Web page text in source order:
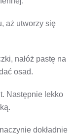
aż utworzy się
nałóż pastę na
osad.
Następnie lekko
dokładnie